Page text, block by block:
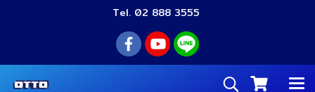
Tel. 02 888 3555